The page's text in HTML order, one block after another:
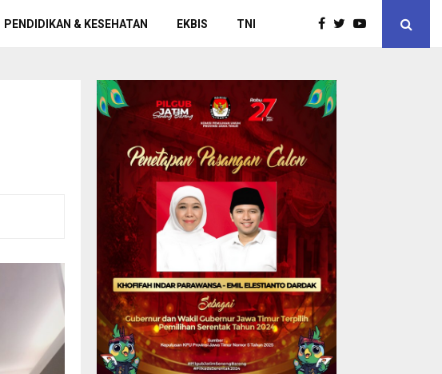
PENDIDIKAN & KESEHATAN EKBIS TNI